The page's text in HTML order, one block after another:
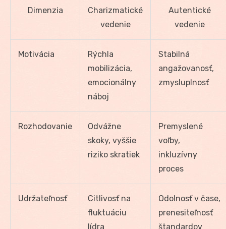
Dimenzia
Charizmatické
vedenie
Autentické
vedenie
Motivácia
Rýchla
mobilizácia,
emocionálny
náboj
Stabilná
angažovanosť,
zmysluplnosť
Rozhodovanie
Odvážne
skoky, vyššie
riziko skratiek
Premyslené
voľby,
inkluzívny
proces
Udržateľnosť
Citlivosť na
fluktuáciu
lídra
Odolnosť v čase,
prenesiteľnosť
štandardov